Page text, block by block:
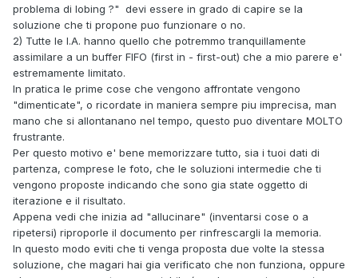
problema di lobing ?" devi essere in grado di capire se la
soluzione che ti propone puo funzionare o no.
2) Tutte le I.A. hanno quello che potremmo tranquillamente
assimilare a un buffer FIFO (first in - first-out) che a mio parere e'
estremamente limitato.
In pratica le prime cose che vengono affrontate vengono
"dimenticate", o ricordate in maniera sempre piu imprecisa, man
mano che si allontanano nel tempo, questo puo diventare MOLTO
frustrante.
Per questo motivo e' bene memorizzare tutto, sia i tuoi dati di
partenza, comprese le foto, che le soluzioni intermedie che ti
vengono proposte indicando che sono gia state oggetto di
iterazione e il risultato.
Appena vedi che inizia ad "allucinare" (inventarsi cose o a
ripetersi) riproporle il documento per rinfrescargli la memoria.
In questo modo eviti che ti venga proposta due volte la stessa
soluzione, che magari hai gia verificato che non funziona, oppure